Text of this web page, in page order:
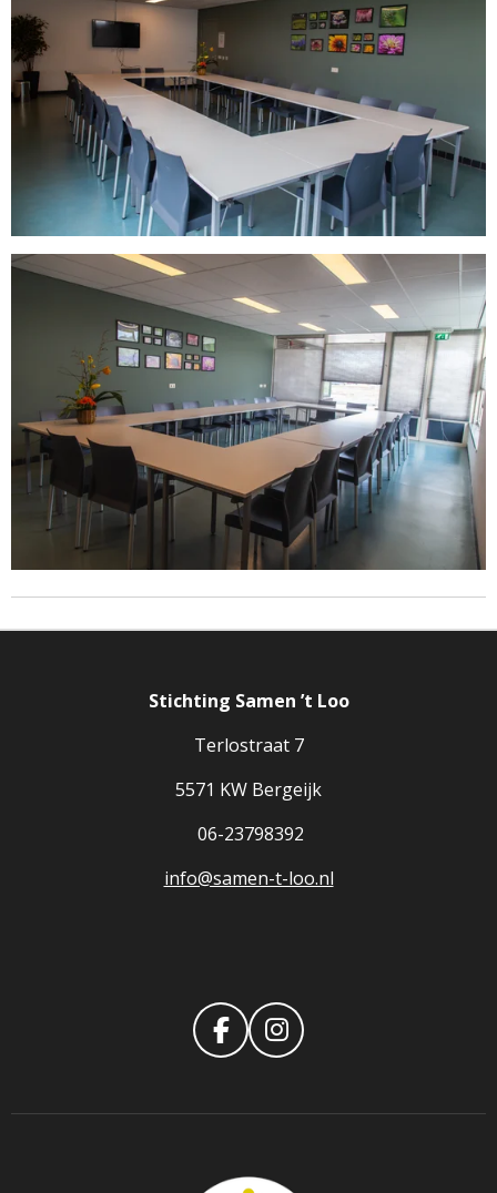
Stichting Samen ’t Loo
Terlostraat 7
5571 KW Bergeijk
06-23798392
info@samen-t-loo.nl
F
A
E
O
I
N
T
G